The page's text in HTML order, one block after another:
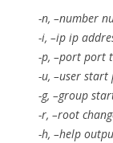
-n, –number
-i, –ip ip
-p, –port port
-u, –user start
-g, –group
-r, –root
-h, –help